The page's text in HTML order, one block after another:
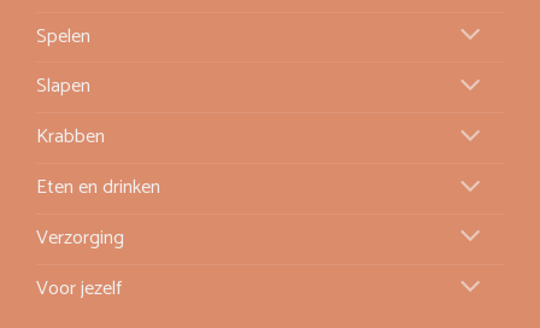
Spelen
Slapen
Krabben
Eten en drinken
Verzorging
Voor jezelf